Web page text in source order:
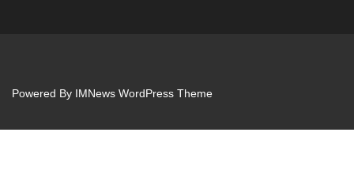
Powered By IMNews WordPress Theme